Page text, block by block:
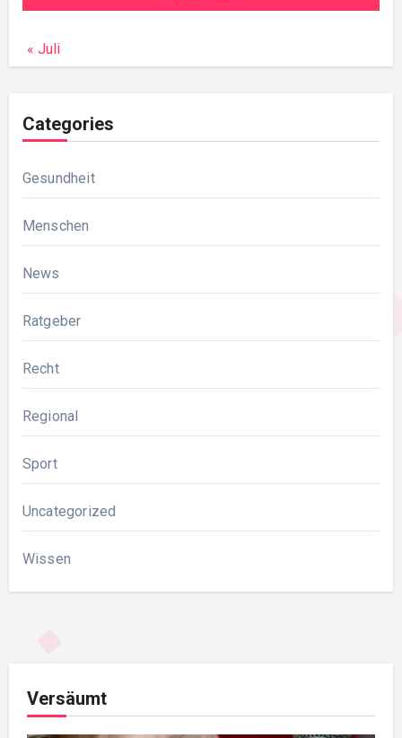
« Juli
Categories
Gesundheit
Menschen
News
Ratgeber
Recht
Regional
Sport
Uncategorized
Wissen
Versäumt